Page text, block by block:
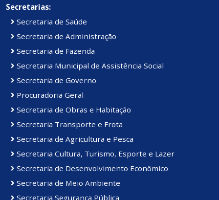
Secretarias:
Secretaria de Saúde
Secretaria de Administração
Secretaria de Fazenda
Secretaria Municipal de Assistência Social
Secretaria de Governo
Procuradoria Geral
Secretaria de Obras e Habitação
Secretaria Transporte e Frota
Secretaria de Agricultura e Pesca
Secretaria Cultura, Turismo, Esporte e Lazer
Secretaria de Desenvolvimento Econômico
Secretaria de Meio Ambiente
Secretaria Segurança Pública